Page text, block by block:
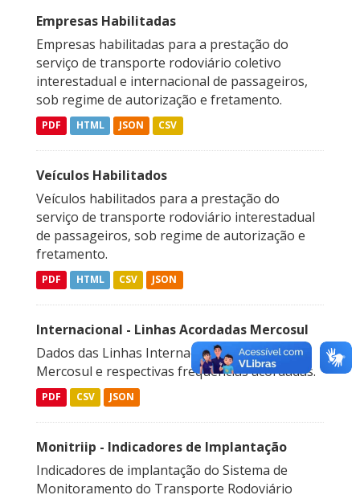
Empresas Habilitadas
Empresas habilitadas para a prestação do
serviço de transporte rodoviário coletivo
interestadual e internacional de passageiros,
sob regime de autorização e fretamento.
PDF HTML JSON CSV
Veículos Habilitados
Veículos habilitados para a prestação do
serviço de transporte rodoviário interestadual
de passageiros, sob regime de autorização e
fretamento.
PDF HTML CSV JSON
Internacional - Linhas Acordadas Mercosul
Dados das Linhas Internacional acordadas no
Mercosul e respectivas frequências acordadas.
PDF CSV JSON
Monitriip - Indicadores de Implantação
Indicadores de implantação do Sistema de
Monitoramento do Transporte Rodoviário